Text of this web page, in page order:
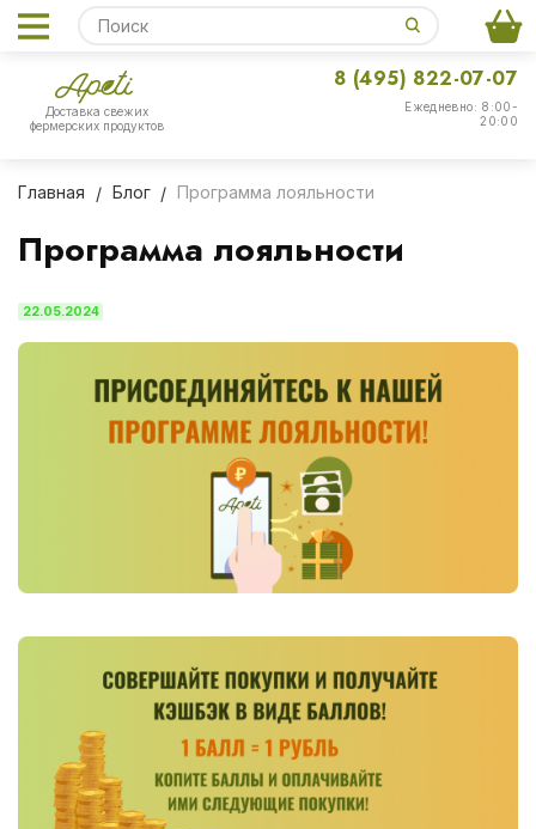
Доставка свежих
фермерских продуктов
Ежедневно: 8:00-
20:00
8 (495) 822-07-07
Главная Блог Программа лояльности
Программа лояльности
22.05.2024